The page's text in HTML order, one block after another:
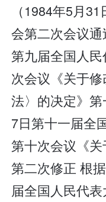
（1984年5月
会第二次会议
第九届全国人
次会议《关于
法〉的决定》
7日第十一届全
第十次会议《关
第二次修正 根
届全国人民代